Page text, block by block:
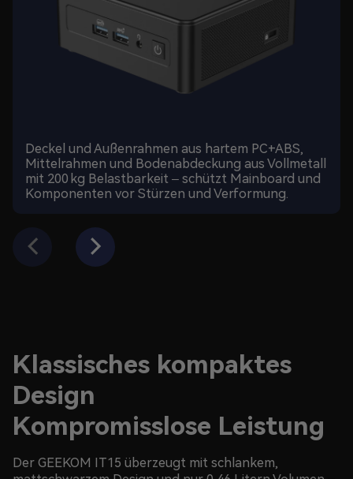
Deckel und Außenrahmen aus hartem PC+ABS,
Mittelrahmen und Bodenabdeckung aus Vollmetall
mit 200 kg Belastbarkeit – schützt Mainboard und
Komponenten vor Stürzen und Verformung.
Klassisches kompaktes
Design
Kompromisslose Leistung
Der GEEKOM IT15 überzeugt mit schlankem,